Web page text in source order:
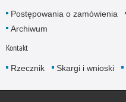
Postępowania o zamówienia
Archiwum
Kontakt
Rzecznik Skargi i wnioski